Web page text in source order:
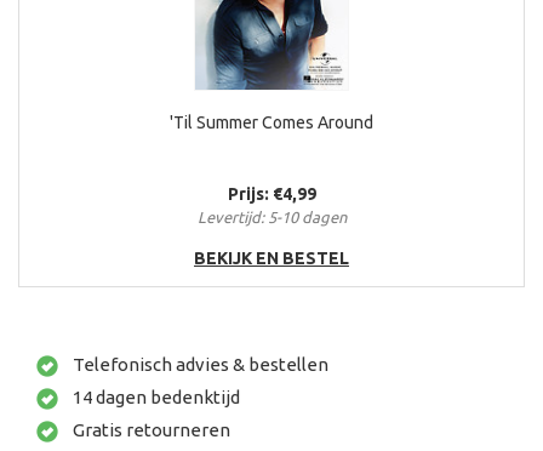
'Til Summer Comes Around
Prijs: €4,99
Levertijd: 5-10 dagen
BEKIJK EN BESTEL
Telefonisch advies & bestellen
14 dagen bedenktijd
Gratis retourneren